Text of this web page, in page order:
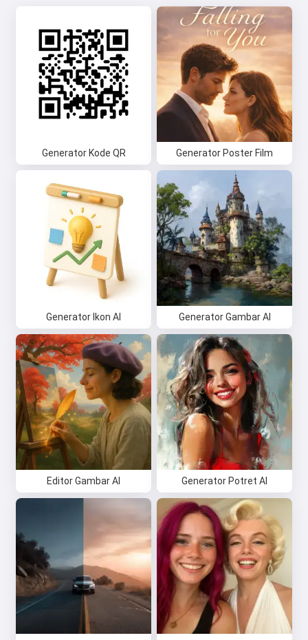
Generator Kode QR Generator Poster Film
Generator Ikon AI Generator Gambar AI
Editor Gambar AI Generator Potret AI